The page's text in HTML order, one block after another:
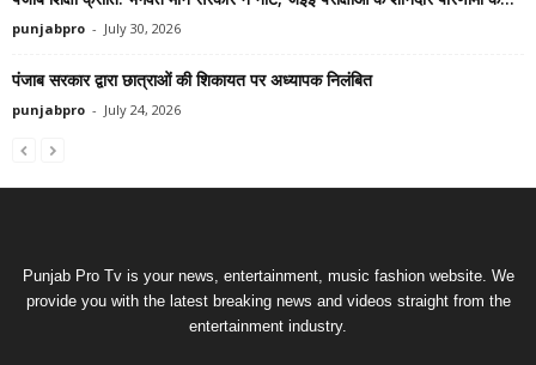
punjabpro - July 30, 2026
पंजाब सरकार द्वारा छात्राओं की शिकायत पर अध्यापक निलंबित
punjabpro - July 24, 2026
Punjab Pro Tv is your news, entertainment, music fashion website. We
provide you with the latest breaking news and videos straight from the
entertainment industry.